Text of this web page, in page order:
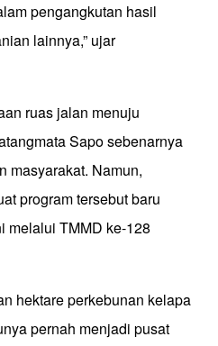
pengangkutan hasil
lainnya,” ujar
ruas jalan menuju
Sapo sebenarnya
masyarakat. Namun,
program tersebut baru
melalui TMMD ke-128
hektare perkebunan kelapa
pernah menjadi pusat